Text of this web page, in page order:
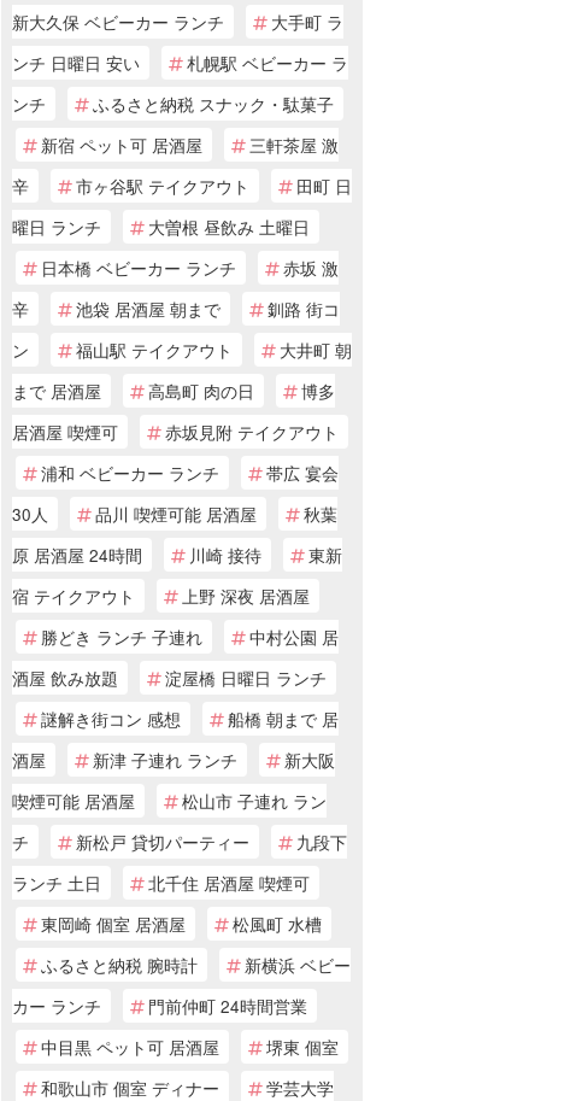
新大久保 ベビーカー ランチ
大手町 ラ
ンチ 日曜日 安い
札幌駅 ベビーカー ラ
ンチ
ふるさと納税 スナック・駄菓子
新宿 ペット可 居酒屋
三軒茶屋 激
辛
市ヶ谷駅 テイクアウト
田町 日
曜日 ランチ
大曽根 昼飲み 土曜日
日本橋 ベビーカー ランチ
赤坂 激
辛
池袋 居酒屋 朝まで
釧路 街コ
ン
福山駅 テイクアウト
大井町 朝
まで 居酒屋
高島町 肉の日
博多
居酒屋 喫煙可
赤坂見附 テイクアウト
浦和 ベビーカー ランチ
帯広 宴会
30人
品川 喫煙可能 居酒屋
秋葉
原 居酒屋 24時間
川崎 接待
東新
宿 テイクアウト
上野 深夜 居酒屋
勝どき ランチ 子連れ
中村公園 居
酒屋 飲み放題
淀屋橋 日曜日 ランチ
謎解き街コン 感想
船橋 朝まで 居
酒屋
新津 子連れ ランチ
新大阪
喫煙可能 居酒屋
松山市 子連れ ラン
チ
新松戸 貸切パーティー
九段下
ランチ 土日
北千住 居酒屋 喫煙可
東岡崎 個室 居酒屋
松風町 水槽
ふるさと納税 腕時計
新横浜 ベビー
カー ランチ
門前仲町 24時間営業
中目黒 ペット可 居酒屋
堺東 個室
和歌山市 個室 ディナー
学芸大学